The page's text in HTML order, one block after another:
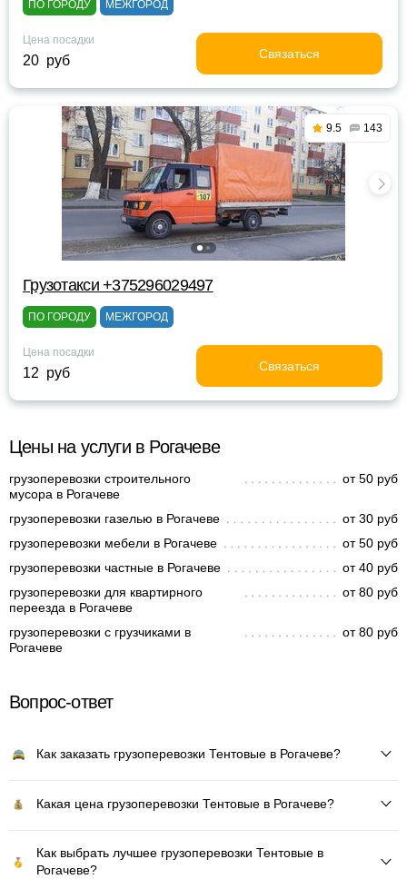
ПО ГОРОДУ МЕЖГОРОД
Цена посадки
20 руб Связаться
9.5 143
Грузотакси +375296029497
ПО ГОРОДУ МЕЖГОРОД
Цена посадки
12 руб Связаться
Цены на услуги в Рогачеве
грузоперевозки строительного
мусора в Рогачеве
от 50 руб
грузоперевозки газелью в Рогачеве
от 30 руб
грузоперевозки мебели в Рогачеве
от 50 руб
грузоперевозки частные в Рогачеве
от 40 руб
грузоперевозки для квартирного
переезда в Рогачеве
от 80 руб
грузоперевозки с грузчиками в
Рогачеве
от 80 руб
Вопрос-ответ
Как заказать грузоперевозки Тентовые в Рогачеве?
Какая цена грузоперевозки Тентовые в Рогачеве?
Как выбрать лучшее грузоперевозки Тентовые в
Рогачеве?